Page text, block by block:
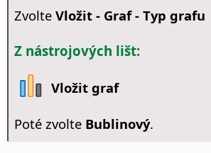
Zvolte Vložit - Graf - Typ grafu
Z nástrojových lišt:
Vložit graf
Poté zvolte Bublinový.